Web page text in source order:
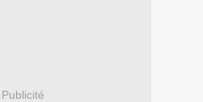
Publicité